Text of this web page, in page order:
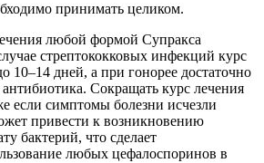
принимать целиком.
любой формой Супракса
стрептококковых инфекций курс
10–14 дней, а при гонорее достаточно
Сокращать курс лечения
если симптомы болезни исчезли
привести к возникновению
бактерий, что сделает
любых цефалоспоринов в